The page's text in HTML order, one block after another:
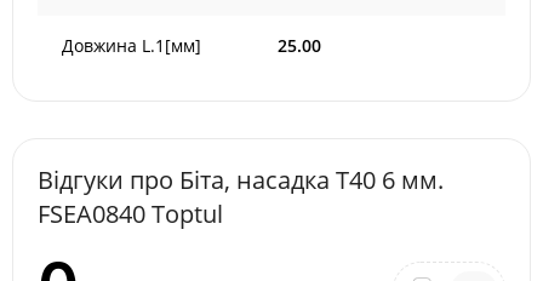
Довжина L.1[мм] 25.00
Відгуки про Біта, насадка T40 6 мм.
FSEA0840 Toptul